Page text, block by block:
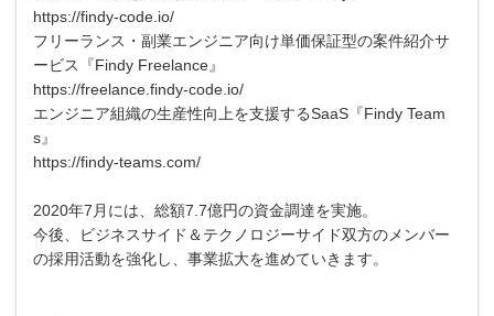
https://findy-code.io/
フリーランス・副業エンジニア向け単価保証型の案件紹介サ
ービス『Findy Freelance』
https://freelance.findy-code.io/
エンジニア組織の生産性向上を支援するSaaS『Findy Team
s』
https://findy-teams.com/
2020年7月には、総額7.7億円の資金調達を実施。
今後、ビジネスサイド＆テクノロジーサイド双方のメンバー
の採用活動を強化し、事業拡大を進めていきます。